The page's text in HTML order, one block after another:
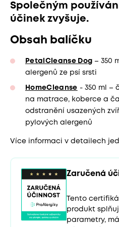
Společným
účinek zvyšuje.
Obsah balíčku
PetalCleanse Dog – 350
alergenů ze psí srsti
HomeCleanse - 350 ml –
na matrace, koberce a
odstranění usazených
pylových alergenů
Více informaci v detailech
Zaručená
Tento
produkt
parametry,